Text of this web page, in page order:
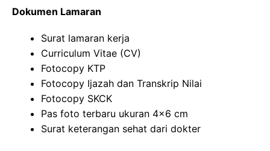
Dokumen Lamaran
Surat lamaran kerja
Curriculum Vitae (CV)
Fotocopy KTP
Fotocopy Ijazah dan Transkrip Nilai
Fotocopy SKCK
Pas foto terbaru ukuran 4×6 cm
Surat keterangan sehat dari dokter